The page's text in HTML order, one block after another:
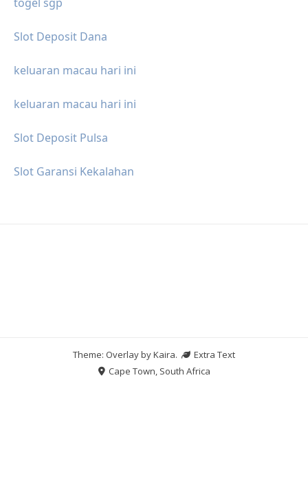
Slot Deposit Dana
keluaran macau hari ini
keluaran macau hari ini
Slot Deposit Pulsa
Slot Garansi Kekalahan
Theme: Overlay byKaira.
Extra Text
Cape Town, South Africa